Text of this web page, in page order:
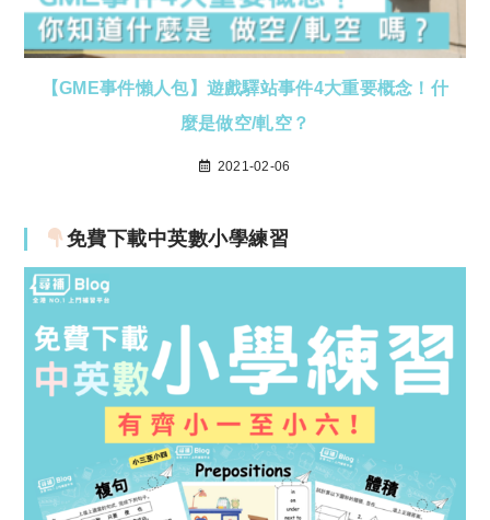
【GME事件懶人包】遊戲驛站事件4大重要概念！什
麼是做空/軋空？
2021-02-06
免費下載中英數小學練習